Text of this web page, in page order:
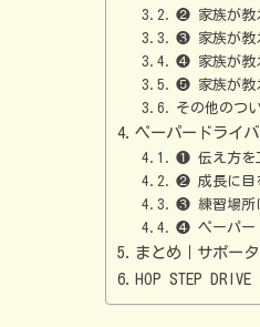
❷ 家族が教
❸ 家族が教
❹ 家族が教
❺ 家族が教
その他のつ
ペーパードライ
❶ 伝え方を
❷ 成長に目
❸ 練習場所
❹ ペーパー
まとめ｜サポー
HOP STEP